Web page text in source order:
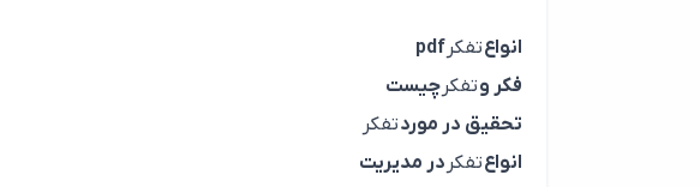
انواعتفکر pdf
فکر وتفکر چیست
تحقیق در موردتفکر
انواعتفکر در مدیریت